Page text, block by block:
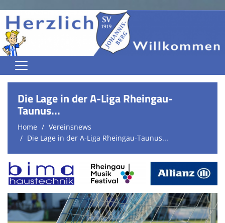
Home
Jugend
Herren
Trainingszeiten
Spielplan
Kontaktformular
Die Lage in der A-Liga Rheingau-
Taunus...
Home
Vereinsnews
Die Lage in der A-Liga Rheingau-Taunus...